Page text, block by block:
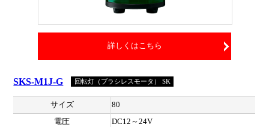
詳しくはこちら
SKS-M1J-G 回転灯（ブラシレスモータ） SK
サイズ
80
電圧
DC12～24V